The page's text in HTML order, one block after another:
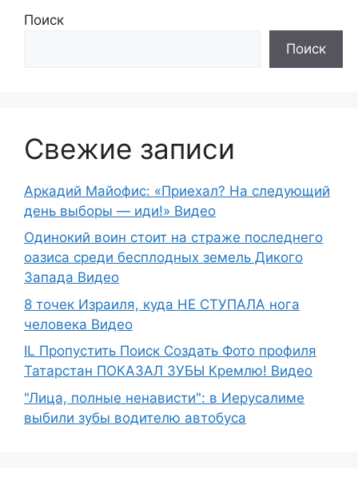
Поиск
Поиск
Свежие записи
Аркадий Майофис: «Приехал? На следующий
день выборы — иди!» Видео
Одинокий воин стоит на страже последнего
оазиса среди бесплодных земель Дикого
Запада Видео
8 точек Израиля, куда НЕ СТУПАЛА нога
человека Видео
IL Пропустить Поиск Создать Фото профиля
Татарстан ПОКАЗАЛ ЗУБЫ Кремлю! Видео
"Лица, полные ненависти": в Иерусалиме
выбили зубы водителю автобуса